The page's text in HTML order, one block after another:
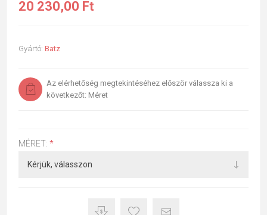
20 230,00 Ft
Gyártó: Batz
Az elérhetőség megtekintéséhez először válassza ki a
következőt: Méret
MÉRET: *